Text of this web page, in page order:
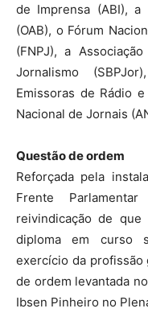
de Imprensa (ABI), a
(OAB), o Fórum
(FNPJ), a
Jornalismo
Emissoras de Rádio
Nacional de Jornais
Questão de ordem
Reforçada pela
Frente
reivindicação de
diploma em curso
exercício da profissão
de ordem levantada
Ibsen Pinheiro no